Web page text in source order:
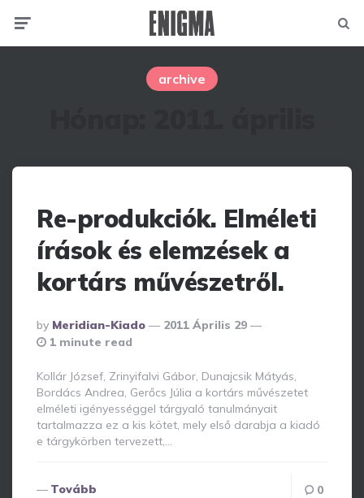
archive
Re-produkciók. Elméleti
írások és elemzések a
kortárs művészetről.
Posted
By
By Meridian-Kiado
2011 Április 29
1 minute read
Kollár József, Zrinyifalvi Gábor, Dunajcsik Mátyás,
Bordács Andrea, Gerőcs Júlia a kortárs művészetet
elméleti igényességgel tárgyaló tanulmányait
tartalmazza ez a kis kötet, mely első darabja a kiadó
e tárgykörben tervezett,…
Tovább 0